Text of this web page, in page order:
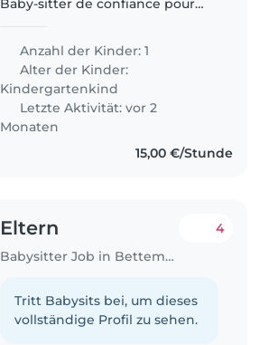
Baby-sitter de confiance pour
de 3 ans. Mon fille est énergique,
joueuse et très affectueuse. Je
cherche quelqu'un de..
Anzahl der Kinder: 1
Alter der Kinder:
Kindergartenkind
Letzte Aktivität: vor 2
Monaten
15,00 €/Stunde
Eltern
Babysitter Job in Bettemburg
4
Tritt Babysits bei, um dieses
vollständige Profil zu sehen.